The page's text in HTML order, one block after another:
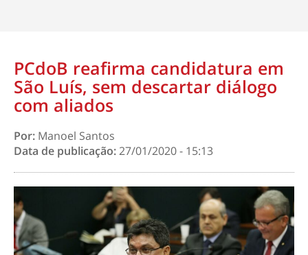
PCdoB reafirma candidatura em
São Luís, sem descartar diálogo
com aliados
Por: Manoel Santos
Data de publicação:27/01/2020 - 15:13